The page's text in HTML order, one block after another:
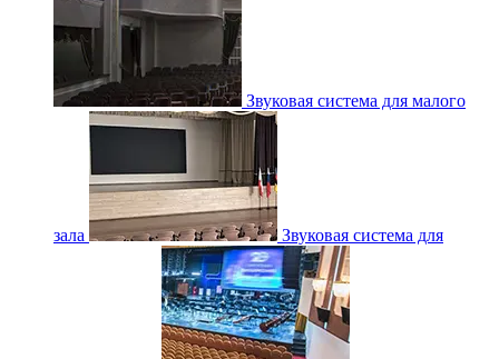
Звуковая система для малого
зала Звуковая система для